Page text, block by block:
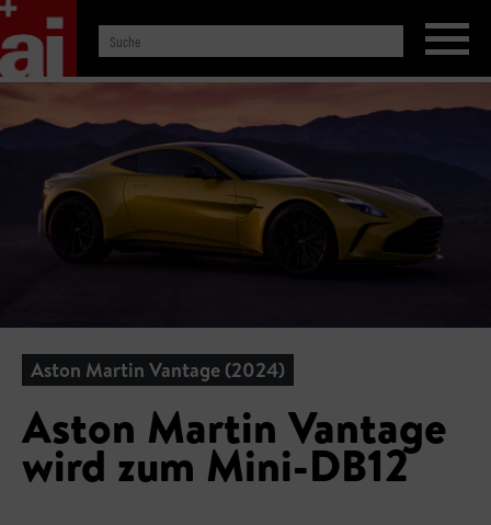
Aston Martin Vantage (2024)
Aston Martin Vantage
wird zum Mini-DB12